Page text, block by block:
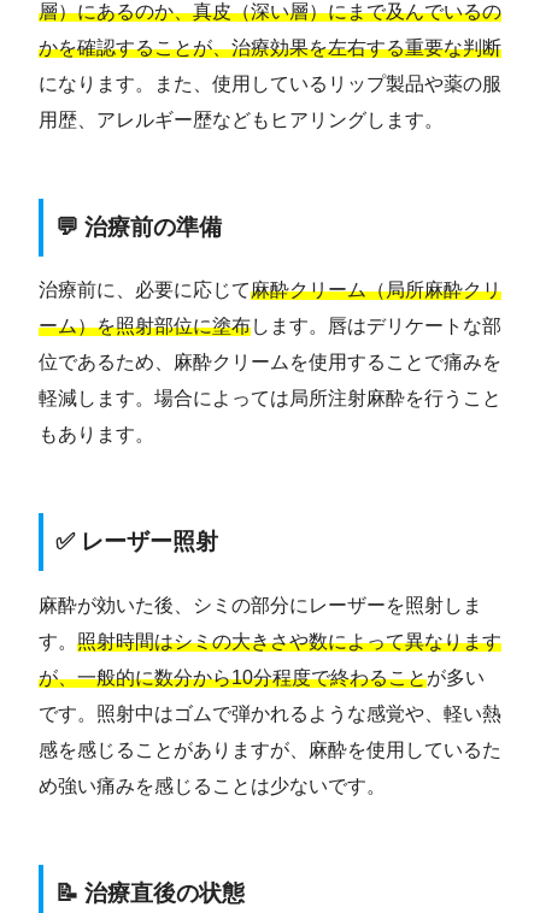
層）にあるのか、真皮（深い層）にまで及んでいるの
かを確認することが、治療効果を左右する重要な判断
になります。また、使用しているリップ製品や薬の服
用歴、アレルギー歴などもヒアリングします。
💬 治療前の準備
治療前に、必要に応じて麻酔クリーム（局所麻酔クリ
ーム）を照射部位に塗布します。唇はデリケートな部
位であるため、麻酔クリームを使用することで痛みを
軽減します。場合によっては局所注射麻酔を行うこと
もあります。
✅ レーザー照射
麻酔が効いた後、シミの部分にレーザーを照射しま
す。 照射時間はシミの大きさや数によって異なります
が、一般的に数分から10分程度で終わることが多い
です。照射中はゴムで弾かれるような感覚や、軽い熱
感を感じることがありますが、麻酔を使用しているた
め強い痛みを感じることは少ないです。
📝 治療直後の状態